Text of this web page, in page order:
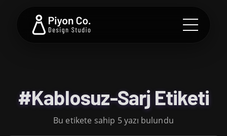
#Kablosuz-Sarj Etiketi
Bu etikete sahip 5 yazı bulundu